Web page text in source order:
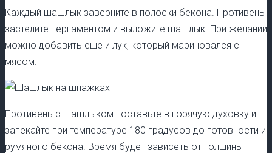
Каждый шашлык заверните в полоски бекона. Противень
застелите пергаментом и выложите шашлык. При желании
можно добавить еще и лук, который мариновался с
мясом.
Противень с шашлыком поставьте в горячую духовку и
запекайте при температуре 180 градусов до готовности и
румяного бекона. Время будет зависеть от толщины